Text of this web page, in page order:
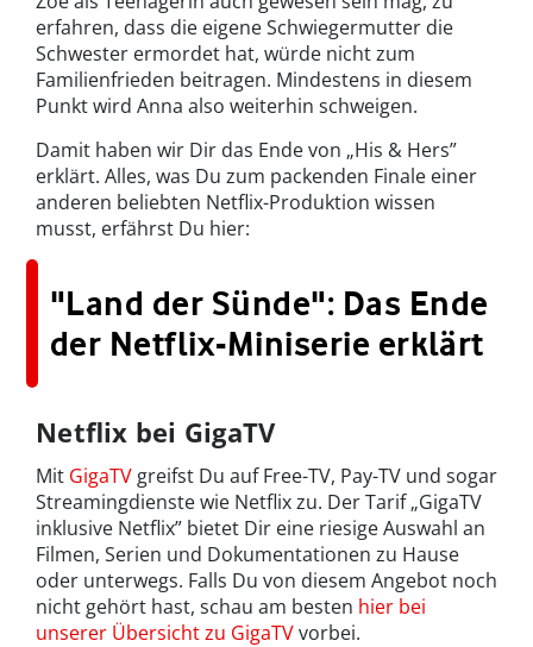
erfahren, dass die eigene Schwiegermutter die
Schwester ermordet hat, würde nicht zum
Familienfrieden beitragen. Mindestens in diesem
Punkt wird Anna also weiterhin schweigen.
Damit haben wir Dir das Ende von „His & Hers”
erklärt. Alles, was Du zum packenden Finale einer
anderen beliebten Netflix-Produktion wissen
musst, erfährst Du hier:
"Land der Sünde": Das Ende
der Netflix-Miniserie erklärt
Netflix bei GigaTV
Mit GigaTV greifst Du auf Free-TV, Pay-TV und sogar
Streamingdienste wie Netflix zu. Der Tarif „GigaTV
inklusive Netflix” bietet Dir eine riesige Auswahl an
Filmen, Serien und Dokumentationen zu Hause
oder unterwegs. Falls Du von diesem Angebot noch
nicht gehört hast, schau am besten hier bei
unserer Übersicht zu GigaTVvorbei.